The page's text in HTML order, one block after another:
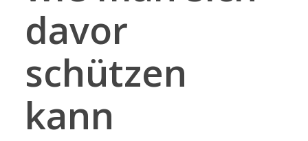
davor
schützen
kann